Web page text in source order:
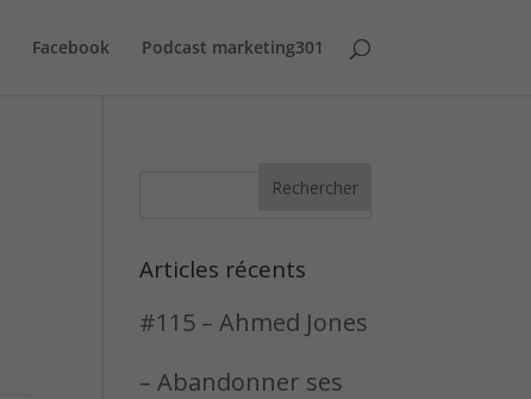
Facebook Podcast marketing301
Articles récents
#115 – Ahmed Jones
– Abandonner ses